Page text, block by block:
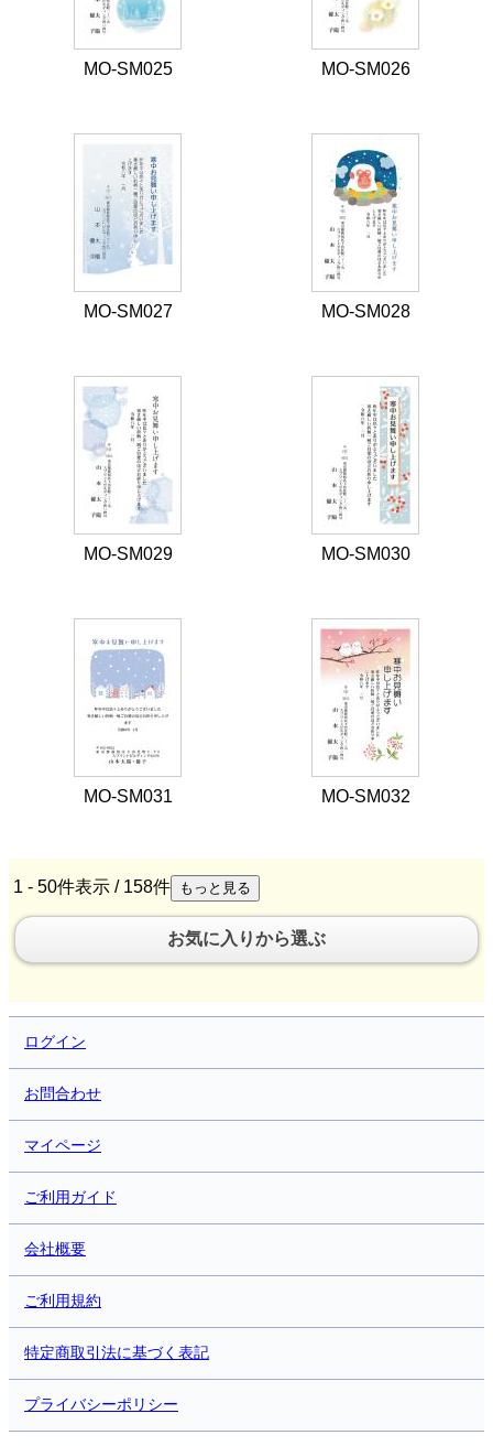
MO-SM025 MO-SM026
MO-SM027 MO-SM028
MO-SM029 MO-SM030
MO-SM031 MO-SM032
1 - 50件表示 / 158件
お気に入りから選ぶ
ログイン
お問合わせ
マイページ
ご利用ガイド
会社概要
ご利用規約
特定商取引法に基づく表記
プライバシーポリシー